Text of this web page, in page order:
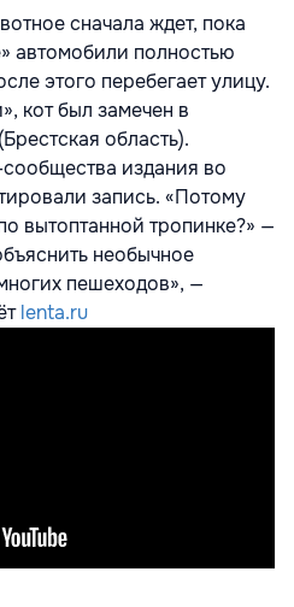
сначала ждет, пока
автомобили полностью
этого перебегает улицу.
кот был замечен в
область).
издания во
запись. «Потому
вытоптанной тропинке?» —
необычное
пешеходов», —
lenta.ru